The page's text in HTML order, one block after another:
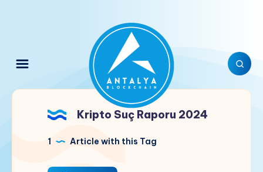
Kripto Suç Raporu 2024
1 Article with this Tag